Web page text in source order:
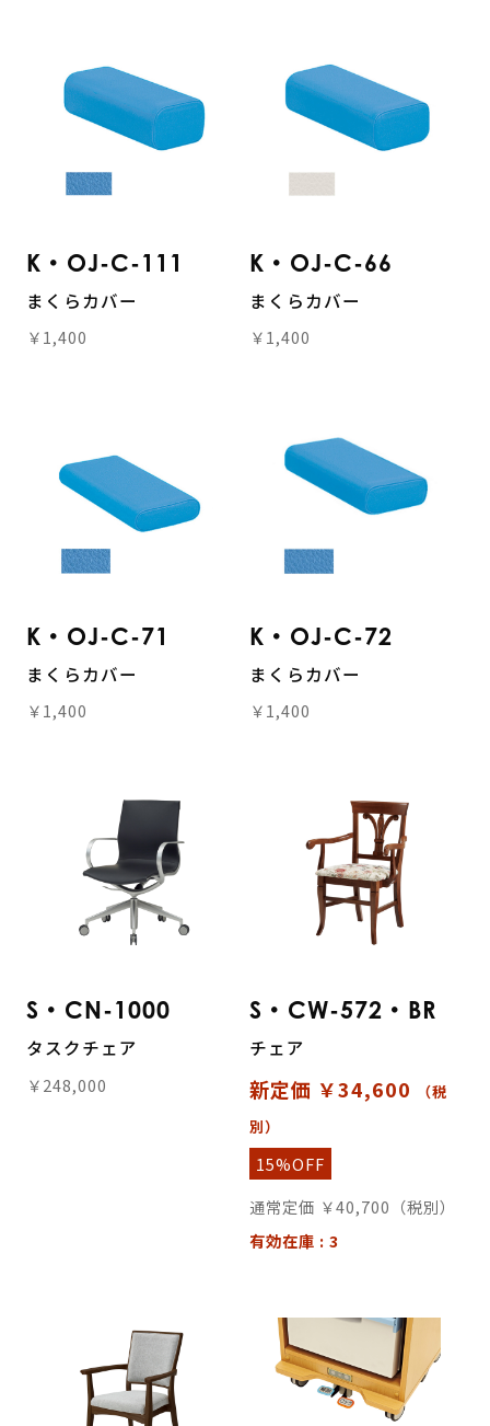
K・OJ-C-111
まくらカバー
￥1,400
K・OJ-C-66
まくらカバー
￥1,400
K・OJ-C-71
まくらカバー
￥1,400
K・OJ-C-72
まくらカバー
￥1,400
S・CN-1000
タスクチェア
￥248,000
S・CW-572・BR
チェア
新定価 ￥34,600
（税
別）
15%OFF
通常定価 ￥40,700（税別）
有効在庫 : 3